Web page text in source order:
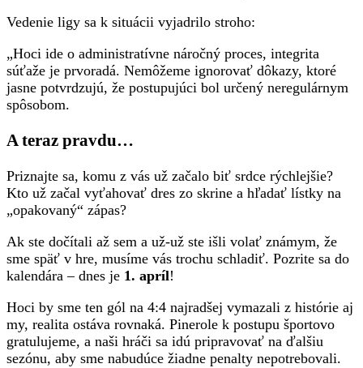
Vedenie ligy sa k situácii vyjadrilo stroho:
„Hoci ide o administratívne náročný proces, integrita
súťaže je prvoradá. Nemôžeme ignorovať dôkazy, ktoré
jasne potvrdzujú, že postupujúci bol určený neregulárnym
spôsobom.
A teraz pravdu…
Priznajte sa, komu z vás už začalo biť srdce rýchlejšie?
Kto už začal vyťahovať dres zo skrine a hľadať lístky na
„opakovaný“ zápas?
Ak ste dočítali až sem a už-už ste išli volať známym, že
sme späť v hre, musíme vás trochu schladiť. Pozrite sa do
kalendára – dnes je 1. apríl!
Hoci by sme ten gól na 4:4 najradšej vymazali z histórie aj
my, realita ostáva rovnaká. Pinerole k postupu športovo
gratulujeme, a naši hráči sa idú pripravovať na ďalšiu
sezónu, aby sme nabudúce žiadne penalty nepotrebovali.